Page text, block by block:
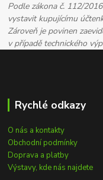
Podle zákona č. 112/
vystavit kupujícímu
Zároveň je povinen
v případě technického
Rychlé odkazy
O nás a kontakty
Obchodní podmínky
Doprava a platby
Výstavy, kde nás najdete